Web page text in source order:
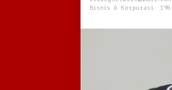
Bisnis & Korporasi